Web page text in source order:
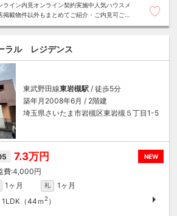
ライン内見オンライン契約実施中人気ハウスメ
載物件以外もまとめてご紹介・ご内見可ご予
ラル レジデンス
東武野田線東岩槻駅 / 徒歩5分
築年月2008年6月 / 2階建
埼玉県さいたま市岩槻区東岩槻５丁目1-5
NEW
7.3万円
4,000円
1ヶ月 礼
1ヶ月
1LDK（44ｍ 2）